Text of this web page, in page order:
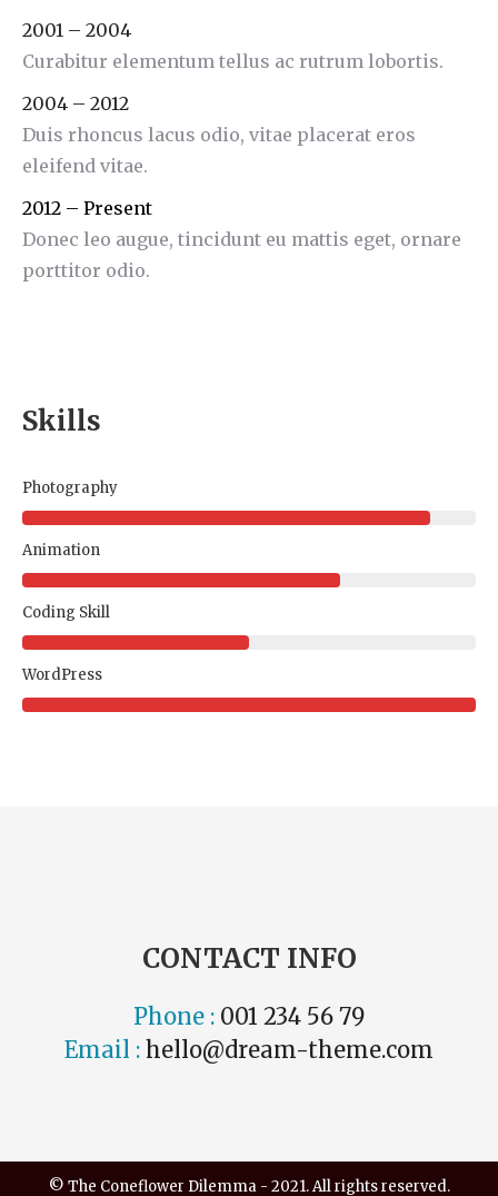
2001 – 2004
Curabitur elementum tellus ac rutrum lobortis.
2004 – 2012
Duis rhoncus lacus odio, vitae placerat eros
eleifend vitae.
2012 – Present
Donec leo augue, tincidunt eu mattis eget, ornare
porttitor odio.
Skills
Photography
Animation
Coding Skill
WordPress
CONTACT INFO
Phone : 001 234 56 79
Email : hello@dream-theme.com
© The Coneflower Dilemma - 2021. All rights reserved.